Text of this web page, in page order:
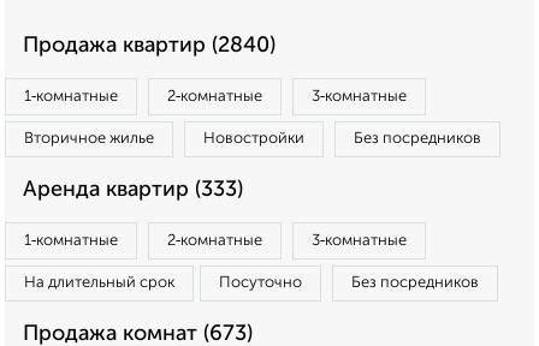
Продажа квартир (2840)
1‑комнатные 2‑комнатные 3‑комнатные
Вторичное жилье Новостройки Без посредников
Аренда квартир (333)
1‑комнатные 2‑комнатные 3‑комнатные
На длительный срок Посуточно Без посредников
Продажа комнат (673)